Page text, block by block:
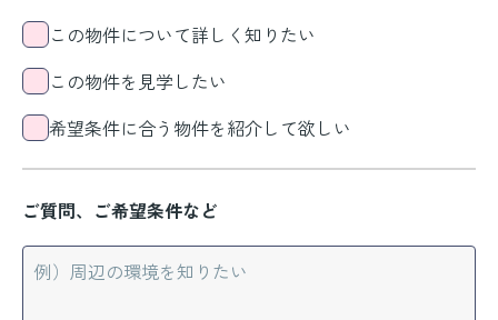
この物件について詳しく知りたい
この物件を見学したい
希望条件に合う物件を紹介して欲しい
ご質問、ご希望条件など